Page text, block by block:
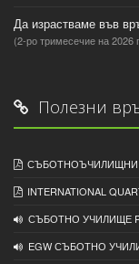
Да израстваме във
(2-ро тримесечие на 2026
Полезни
СЪБОТНОЪЧИЛИЩНИ
INTERNATIONAL
СЪБОТНО УЧИЛИЩЕ
EGW СЪБОТНО